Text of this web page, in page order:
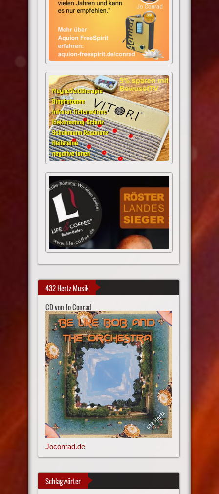
432 Hertz Musik
CD von Jo Conrad
Joconrad.de
Schlagwörter